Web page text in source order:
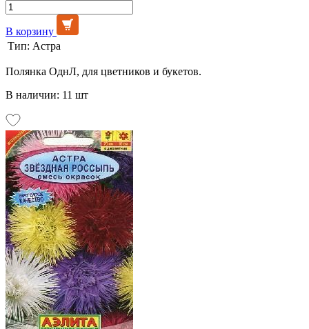
В корзину
Тип: Астра
Полянка ОднЛ, для цветников и букетов.
В наличии: 11 шт